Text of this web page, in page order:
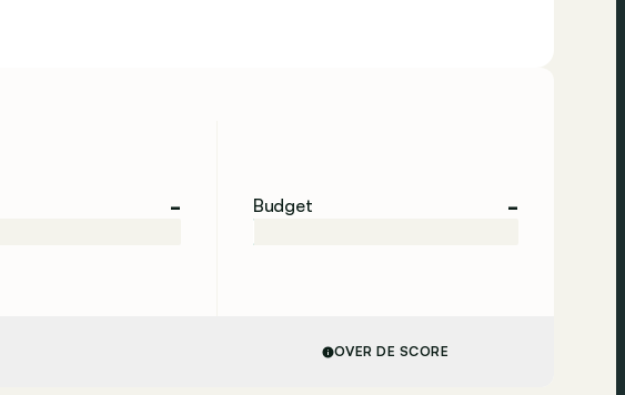
- Budget -
OVER DE SCORE